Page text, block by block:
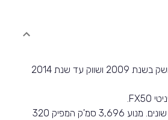
דגם זה של אינפיניטי הושק בשנת 2009 ושווק עד שנת 2014
הדגם שווק ב-3 מנועים שונים. מנוע 3,696 סמ'ק המפיק 320